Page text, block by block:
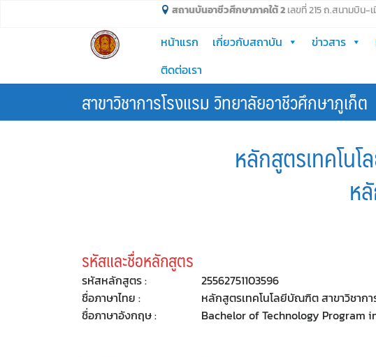
สถานบันอาชีวศึกษาภาคใต้ 2เลขที่ 215 ถ.สนามบิน-
หน้าแรก เกี่ยวกับสถาบัน ข่าวสาร
ติดต่อเรา
สาขาวิชาการโรงแรม วิทยาลัยอาชีวศึกษาภูเก็ต
หลักสูตรเทคโน
ห
รหัสและชื่อหลักสูตร
รหัสหลักสูตร :
ชื่อภาษาไทย :
ชื่อภาษาอังกฤษ :
25562751103596
หลักสูตรเทคโนโลยีบัณฑิต สาขาวิชากา
Bachelor of Technology Program